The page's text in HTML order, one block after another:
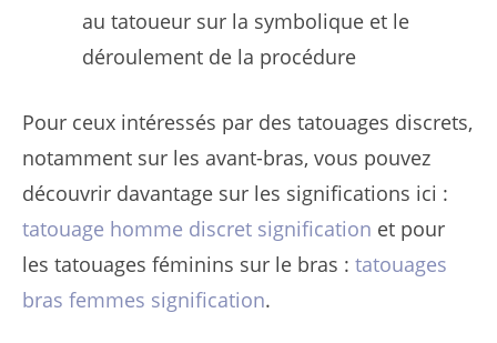
au tatoueur sur la symbolique et le
déroulement de la procédure
Pour ceux intéressés par des tatouages discrets,
notamment sur les avant-bras, vous pouvez
découvrir davantage sur les significations ici :
tatouage homme discret signification et pour
les tatouages féminins sur le bras : tatouages
bras femmes signification.